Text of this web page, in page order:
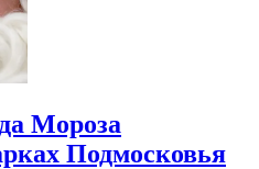
Мороза
Подмосковья